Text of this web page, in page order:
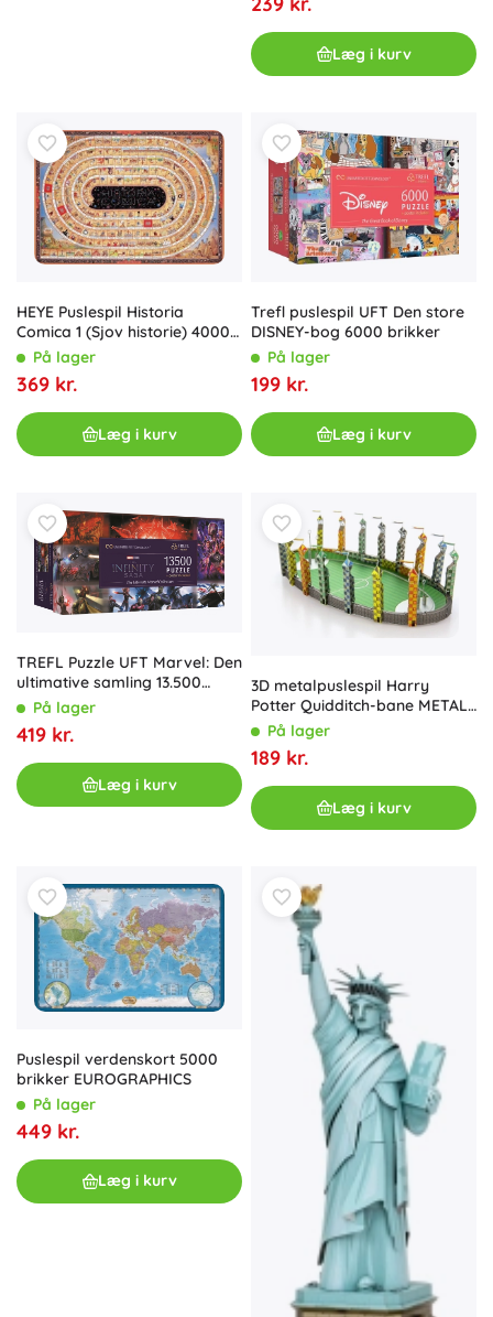
Læg i kurv
HEYE Puslespil Historia
Comica 1 (Sjov historie) 4000
brikker
På lager
369 kr.
Læg i kurv
Trefl puslespil UFT Den store
DISNEY-bog 6000 brikker
På lager
199 kr.
Læg i kurv
TREFL Puzzle UFT Marvel: Den
ultimative samling 13.500
brikker
På lager
419 kr.
Læg i kurv
3D metalpuslespil Harry
Potter Quidditch-bane METAL
EARTH
På lager
189 kr.
Læg i kurv
Puslespil verdenskort 5000
brikker EUROGRAPHICS
På lager
449 kr.
Læg i kurv